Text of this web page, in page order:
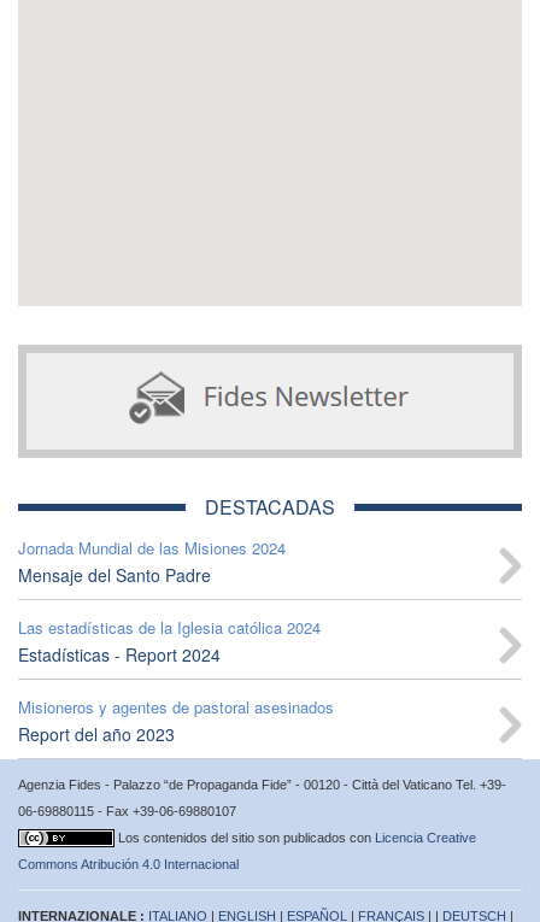
DESTACADAS
Jornada Mundial de las Misiones 2024
Mensaje del Santo Padre
Las estadísticas de la Iglesia católica 2024
Estadísticas - Report 2024
Misioneros y agentes de pastoral asesinados
Report del año 2023
Agenzia Fides - Palazzo “de Propaganda Fide” - 00120 - Città del Vaticano Tel. +39-
06-69880115 - Fax +39-06-69880107
Los contenidos del sitio son publicados con Licencia Creative
Commons Atribución 4.0 Internacional
INTERNAZIONALE : ITALIANO | ENGLISH | ESPAÑOL | FRANÇAIS | | DEUTSCH |